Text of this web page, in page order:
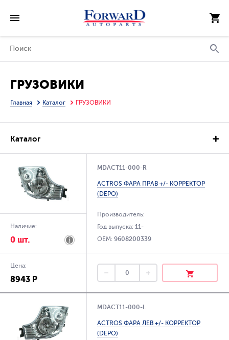
ГРУЗОВИКИ
Главная Каталог ГРУЗОВИКИ
Каталог
Наличие:
0 шт.
MDACT11-000-R
ACTROS ФАРА ПРАВ +/- КОРРЕКТОР
(DEPO)
Производитель:
Год выпуска:11-
OEM:9608200339
Цена:
8943 Р
MDACT11-000-L
ACTROS ФАРА ЛЕВ +/- КОРРЕКТОР
(DEPO)